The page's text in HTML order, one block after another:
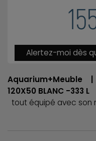
Alertez-moi dès
Aquarium+Meuble |
120X50 BLANC -333 L
tout équipé avec son